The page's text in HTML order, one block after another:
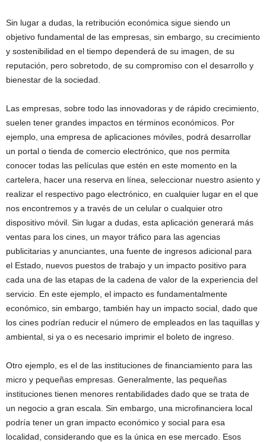
Sin lugar a dudas, la retribución económica sigue siendo un
objetivo fundamental de las empresas, sin embargo, su crecimiento
y sostenibilidad en el tiempo dependerá de su imagen, de su
reputación, pero sobretodo, de su compromiso con el desarrollo y
bienestar de la sociedad.
Las empresas, sobre todo las innovadoras y de rápido crecimiento,
suelen tener grandes impactos en términos económicos. Por
ejemplo, una empresa de aplicaciones móviles, podrá desarrollar
un portal o tienda de comercio electrónico, que nos permita
conocer todas las películas que estén en este momento en la
cartelera, hacer una reserva en línea, seleccionar nuestro asiento y
realizar el respectivo pago electrónico, en cualquier lugar en el que
nos encontremos y a través de un celular o cualquier otro
dispositivo móvil. Sin lugar a dudas, esta aplicación generará más
ventas para los cines, un mayor tráfico para las agencias
publicitarias y anunciantes, una fuente de ingresos adicional para
el Estado, nuevos puestos de trabajo y un impacto positivo para
cada una de las etapas de la cadena de valor de la experiencia del
servicio. En este ejemplo, el impacto es fundamentalmente
económico, sin embargo, también hay un impacto social, dado que
los cines podrían reducir el número de empleados en las taquillas y
ambiental, si ya o es necesario imprimir el boleto de ingreso.
Otro ejemplo, es el de las instituciones de financiamiento para las
micro y pequeñas empresas. Generalmente, las pequeñas
instituciones tienen menores rentabilidades dado que se trata de
un negocio a gran escala. Sin embargo, una microfinanciera local
podría tener un gran impacto económico y social para esa
localidad, considerando que es la única en ese mercado. Esos